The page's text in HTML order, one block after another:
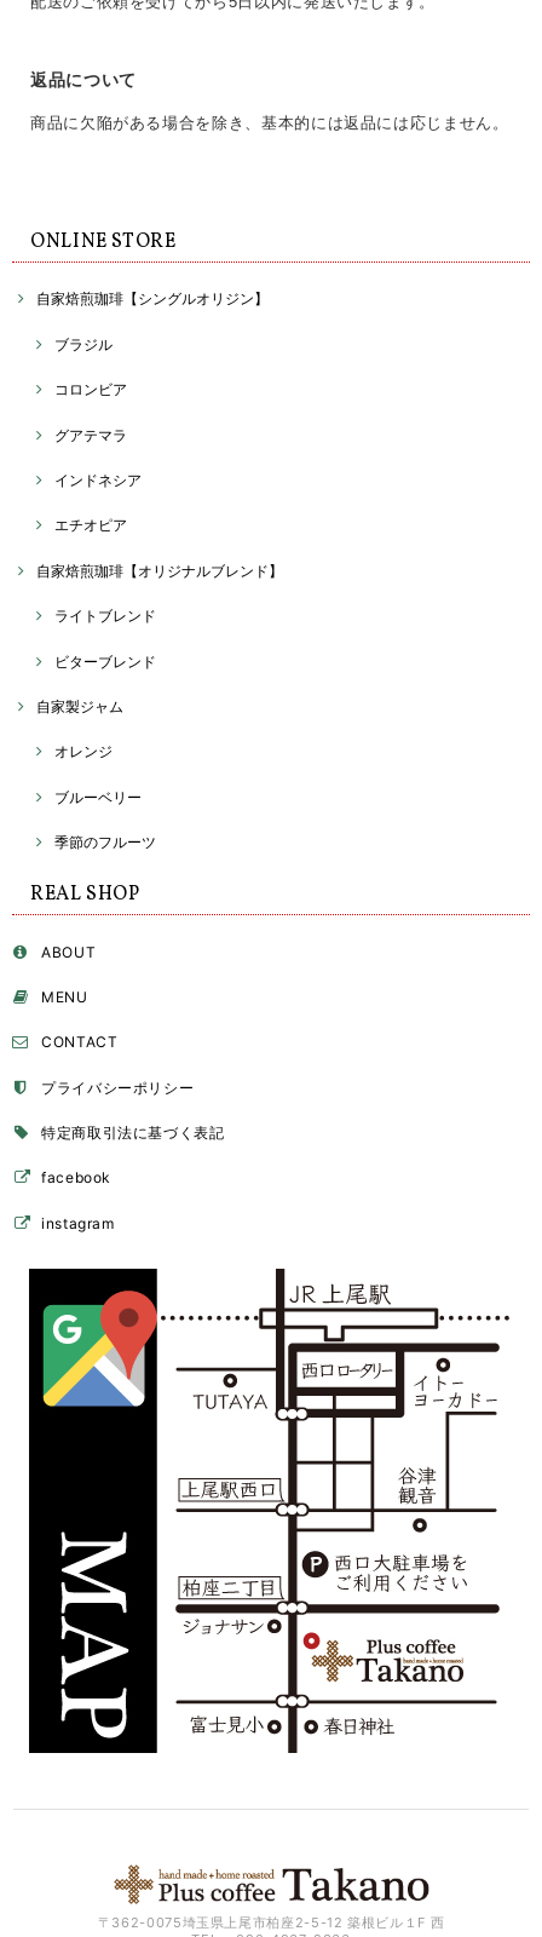
返品について
商品に欠陥がある場合を除き、基本的には返品には応じません。
ONLINE STORE
自家焙煎珈琲【シングルオリジン】
ブラジル
コロンビア
グアテマラ
インドネシア
エチオピア
自家焙煎珈琲【オリジナルブレンド】
ライトブレンド
ビターブレンド
自家製ジャム
オレンジ
ブルーベリー
季節のフルーツ
REAL SHOP
ABOUT
MENU
CONTACT
プライバシーポリシー
特定商取引法に基づく表記
facebook
instagram
〒362-0075埼玉県上尾市柏座2-5-12 築根ビル１F 西